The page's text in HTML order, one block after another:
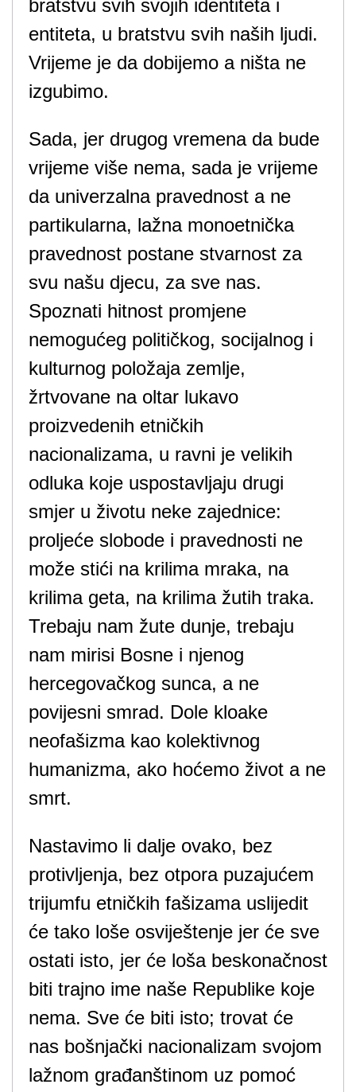
bratstvu svih svojih identiteta i
entiteta, u bratstvu svih naših ljudi.
Vrijeme je da dobijemo a ništa ne
izgubimo.
Sada, jer drugog vremena da bude
vrijeme više nema, sada je vrijeme
da univerzalna pravednost a ne
partikularna, lažna monoetnička
pravednost postane stvarnost za
svu našu djecu, za sve nas.
Spoznati hitnost promjene
nemogućeg političkog, socijalnog i
kulturnog položaja zemlje,
žrtvovane na oltar lukavo
proizvedenih etničkih
nacionalizama, u ravni je velikih
odluka koje uspostavljaju drugi
smjer u životu neke zajednice:
proljeće slobode i pravednosti ne
može stići na krilima mraka, na
krilima geta, na krilima žutih traka.
Trebaju nam žute dunje, trebaju
nam mirisi Bosne i njenog
hercegovačkog sunca, a ne
povijesni smrad. Dole kloake
neofašizma kao kolektivnog
humanizma, ako hoćemo život a ne
smrt.
Nastavimo li dalje ovako, bez
protivljenja, bez otpora puzajućem
trijumfu etničkih fašizama uslijedit
će tako loše osviještenje jer će sve
ostati isto, jer će loša beskonačnost
biti trajno ime naše Republike koje
nema. Sve će biti isto; trovat će
nas bošnjački nacionalizam svojom
lažnom građanštinom uz pomoć